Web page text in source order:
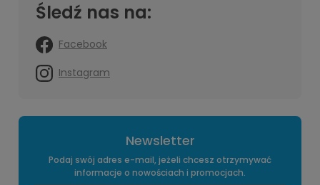
Śledź nas na:
Facebook
Instagram
Newsletter
Podaj swój adres e-mail, jeżeli chcesz otrzymywać
informacje o nowościach i promocjach.